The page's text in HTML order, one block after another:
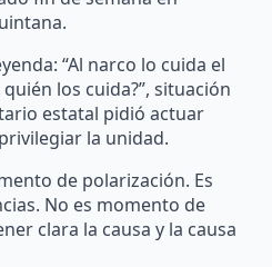
“Al narco lo cuida el
los cuida?”, situación
estatal pidió actuar
la unidad.
de polarización. Es
No es momento de
clara la causa y la causa